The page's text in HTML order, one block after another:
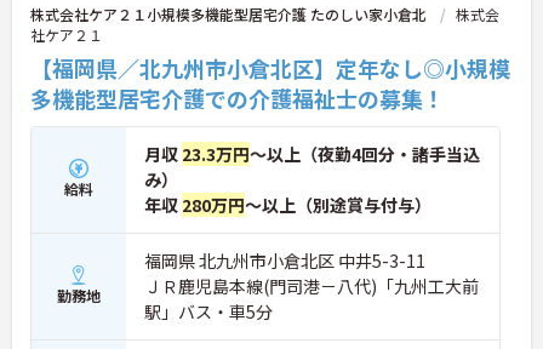
株式会社ケア２１小規模多機能型居宅介護 たのしい家小倉北
株式会
社ケア２１
【福岡県／北九州市小倉北区】定年なし◎小規模
多機能型居宅介護での介護福祉士の募集！
給料
月収 23.3万円～以上（夜勤4回分・諸手当込
み）
年収 280万円～以上（別途賞与付与）
勤務地
福岡県 北九州市小倉北区 中井5-3-11
ＪＲ鹿児島本線(門司港－八代)「九州工大前
駅」バス・車5分